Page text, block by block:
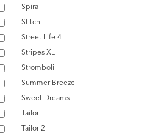
Spira
Stitch
Street Life 4
Stripes XL
Stromboli
Summer Breeze
Sweet Dreams
Tailor
Tailor 2